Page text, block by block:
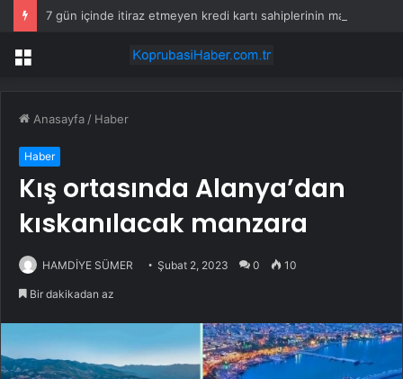
Menü
Anasayfa / Haber
Haber
Kış ortasında Alanya’dan
kıskanılacak manzara
HAMDİYE SÜMER Şubat 2, 2023 0 10
Bir dakikadan az